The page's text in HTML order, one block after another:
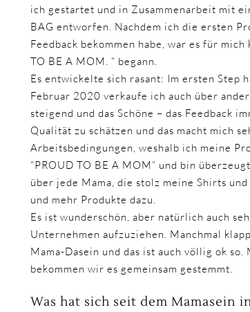
ich gestartet und in Zusammenarbeit mit
BAG entworfen. Nachdem ich die ersten
Feedback bekommen habe, war es für
TO BE A MOM. “ begann.
Es entwickelte sich rasant: Im ersten Step
Februar 2020 verkaufe ich auch über
steigend und das Schöne – das Feedback
Qualität zu schätzen und das macht mich
Arbeitsbedingungen, weshalb ich meine
“PROUD TO BE A MOM” und bin
über jede Mama, die stolz meine Shirts
und mehr Produkte dazu.
Es ist wunderschön, aber natürlich auch
Unternehmen aufzuziehen. Manchmal
Mama-Dasein und das ist auch völlig ok
bekommen wir es gemeinsam gestemmt.
Was hat sich seit dem Mamasein